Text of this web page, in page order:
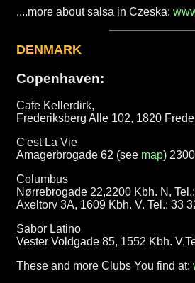
....more about salsa in Czeska:
DENMARK
Copenhaven:
Cafe Kellerdirk,
Frederiksberg Alle 102, 1820
C'est La Vie
Amagerbrogade 62 (see map)
Columbus
Nørrebrogade 22,2200 Kbh. N,
Axeltorv 3A, 1609 Kbh. V. Tel.: 33
Sabor Latino
Vester Voldgade 85, 1552 Kbh.
These and more Clubs You find at: